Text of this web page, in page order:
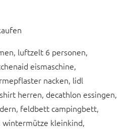
luftzelt 6 personen,
eismaschine,
nacken, lidl
herren, decathlon essingen,
feldbett campingbett,
wintermütze kleinkind,